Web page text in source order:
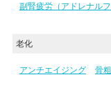
副腎疲労（アドレナル
老化
アンチエイジング 骨